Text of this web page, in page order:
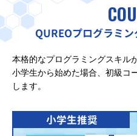
QUREOプログラミ
本格的なプログラミングスキル
小学生から始めた場合、初級コ
します。
小学生推奨